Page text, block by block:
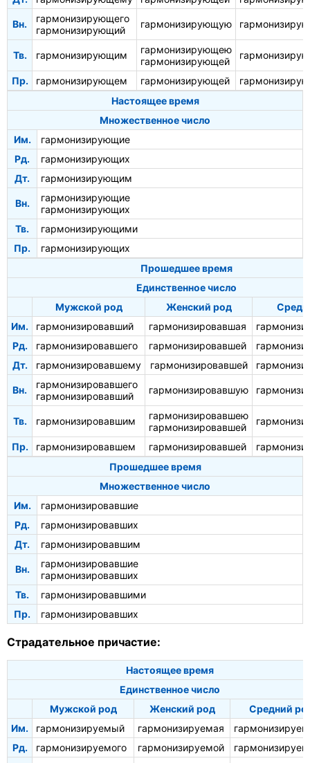
Вн.
гармонизирующего
гармонизирующий
гармонизирующую
Тв. гармонизирующим
гармонизирующею
гармонизирующей
Пр. гармонизирующем гармонизирующей
Настоящее время
Множественное число
Им.
гармонизирующие
Рд.
гармонизирующих
Дт.
гармонизирующим
Вн.
гармонизирующие
гармонизирующих
Тв.
гармонизирующими
Пр.
гармонизирующих
Прошедшее время
Единственное число
Мужской род
Женский род
Им.
гармонизировавший гармонизировавшая
Рд.
гармонизировавшего гармонизировавшей
Дт.
гармонизировавшему гармонизировавшей
Вн.
гармонизировавшего
гармонизировавший
гармонизировавшую
Тв. гармонизировавшим
гармонизировавшею
гармонизировавшей
Пр. гармонизировавшем гармонизировавшей
Прошедшее время
Множественное число
Им.
гармонизировавшие
Рд.
гармонизировавших
Дт.
гармонизировавшим
Вн.
гармонизировавшие
гармонизировавших
Тв.
гармонизировавшими
Пр.
гармонизировавших
Страдательное причастие:
Настоящее время
Единственное число
Мужской род
Женский род
Средний
Им.
гармонизируемый гармонизируемая
Рд.
гармонизируемого гармонизируемой